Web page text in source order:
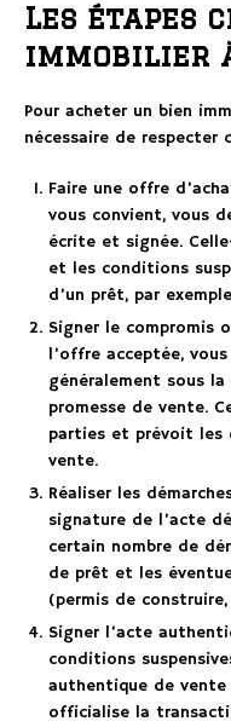
Les étapes
immobilier
Pour acheter un bien
nécessaire de respecter
Faire une offre
vous convient, vous
écrite et signée.
et les conditions
d’un prêt, par
Signer le compromis
l’offre acceptée,
généralement sous la
promesse de vente.
parties et prévoit les
vente.
Réaliser les
signature de l’acte
certain nombre de
de prêt et les
(permis de
Signer l’acte
conditions
authentique de vente
officialise la